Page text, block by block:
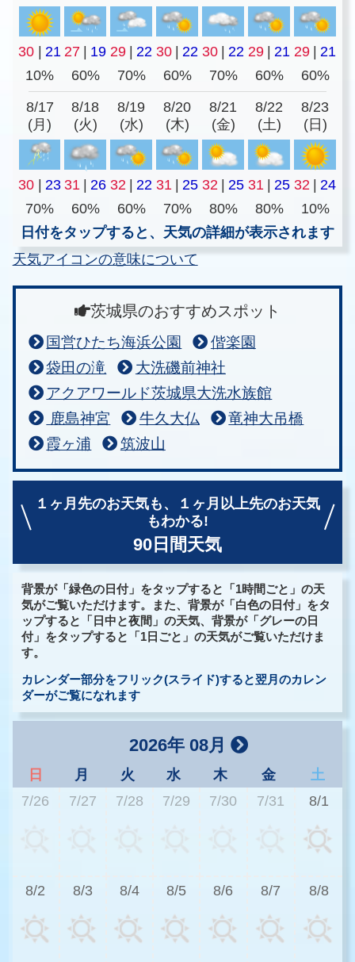
30 | 21 27 | 19 29 | 22 30 | 22 30 | 22 29 | 21 29 | 21
10%
60% 70% 60% 70% 60% 60%
8/17
(月)
8/18
(火)
8/19
(水)
8/20
(木)
8/21
(金)
8/22
(土)
8/23
(日)
30 23 31 26 32 22 31 25 32 25 31 25 32
24
70%
60% 60% 70% 80% 80%
10%
日付をタップすると、天気の詳細が表示されます
天気アイコンの意味について
茨城県のおすすめスポット
国営ひたち海浜公園
偕楽園
袋田の滝
大洗磯前神社
アクアワールド茨城県大洗水族館
鹿島神宮
牛久大仏
竜神大吊橋
霞ヶ浦
筑波山
１ヶ月先のお天気も、
１ヶ月以上先のお天気
もわかる!
90日間天気
背景が「緑色の日付」をタップすると「1時間ごと」の天
気がご覧いただけます。また、背景が「白色の日付」をタ
ップすると「日中と夜間」の天気、背景が「グレーの日
付」をタップすると「1日ごと」の天気がご覧いただけま
す。
カレンダー部分をフリック(スライド)すると翌月のカレン
ダーがご覧になれます
2026年 08月
日 月 火 水 木 金
土
7/26
7/27 7/28 7/29 7/30 7/31 8/1
8/2 8/3 8/4 8/5 8/6 8/7 8/8